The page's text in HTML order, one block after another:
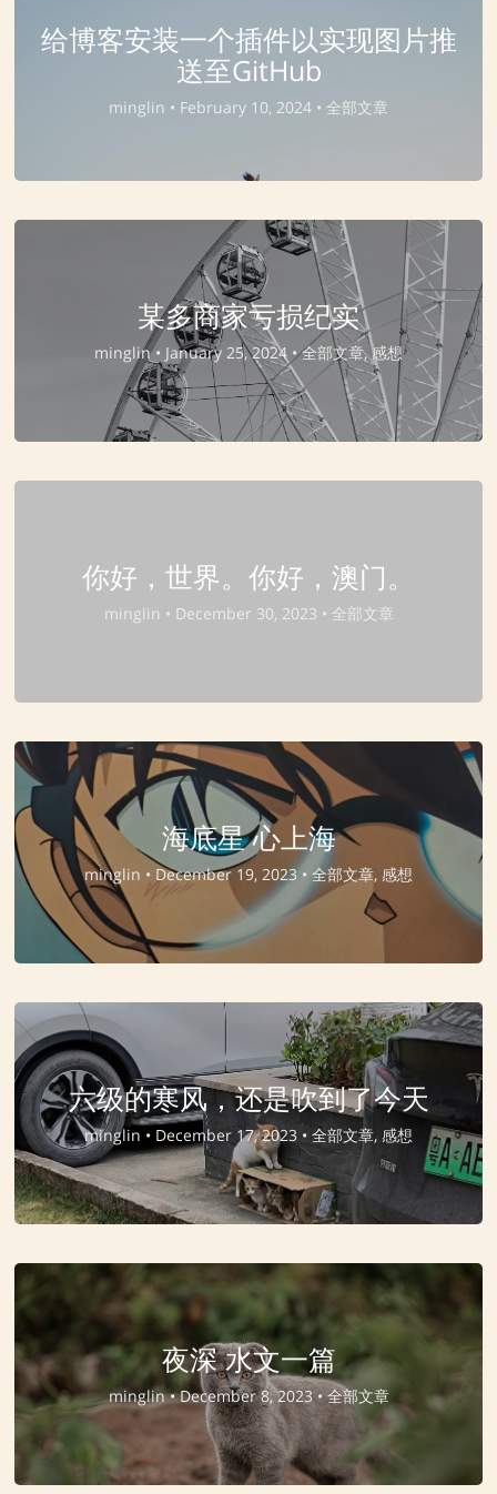
给博客安装一个插件以实现图片推
送至GitHub
minglin • February 10, 2024 • 全部文章
某多商家亏损纪实
minglin • January 25, 2024 •全部文章, 感想
你好，世界。你好，澳门。
minglin • December 30, 2023 • 全部文章
海底星 心上海
minglin • December 19, 2023 • 全部文章, 感想
六级的寒风，还是吹到了今天
minglin • December 17, 2023 • 全部文章, 感想
夜深 水文一篇
minglin •December 8, 2023 •全部文章